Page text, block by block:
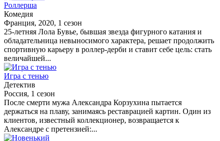
Роллерша
Комедия
Франция, 2020, 1 сезон
25-летняя Лола Бувье, бывшая звезда фигурного катания и
обладательница невыносимого характера, решает продолжить
спортивную карьеру в роллер-дерби и ставит себе цель: стать
величайшей...
Игра с тенью
Детектив
Россия, 1 сезон
После смерти мужа Александра Корзухина пытается
держаться на плаву, занимаясь реставрацией картин. Один из
клиентов, известный коллекционер, возвращается к
Александре с претензией:...